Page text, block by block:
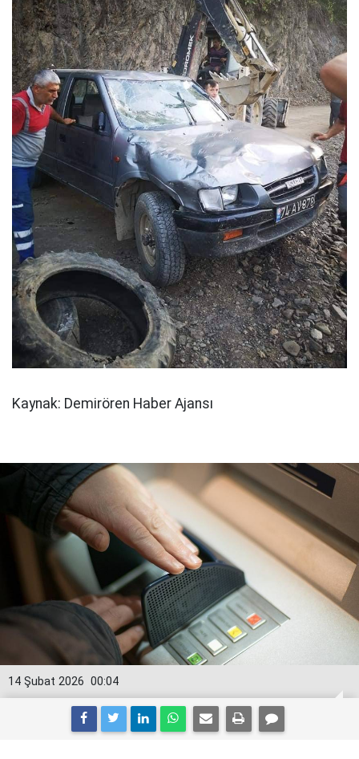
Kaynak: Demirören Haber Ajansı
00:04
14 Şubat 2026